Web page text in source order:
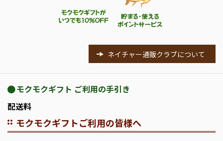
ネイチャー通販クラブについて
モクモクギフト ご利用の手引き
配送料
モクモクギフトご利用の皆様へ